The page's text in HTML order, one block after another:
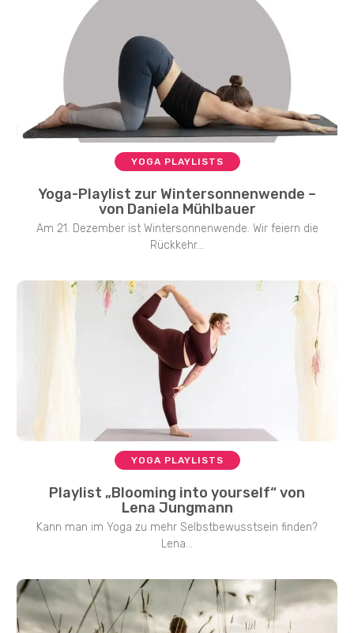
YOGA PLAYLISTS
Yoga-Playlist zur Wintersonnenwende –
von Daniela Mühlbauer
Am 21. Dezember ist Wintersonnenwende. Wir feiern die
Rückkehr...
YOGA PLAYLISTS
Playlist „Blooming into yourself“ von
Lena Jungmann
Kann man im Yoga zu mehr Selbstbewusstsein finden?
Lena...